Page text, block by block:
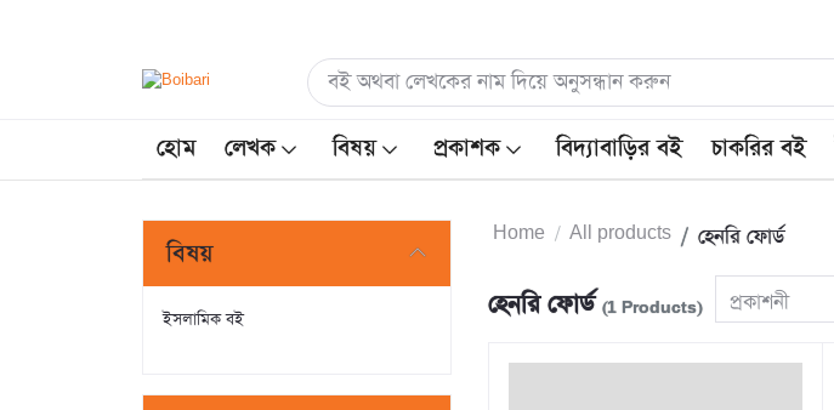
হোম লেখক বিষয় প্রকাশক বিদ্যাবাড়ির বই চাকরির বই
বিষয়
ইসলামিক বই
Home All products হেনরি ফোর্ড
হেনরি ফোর্ড (1 Products) প্রকাশনী